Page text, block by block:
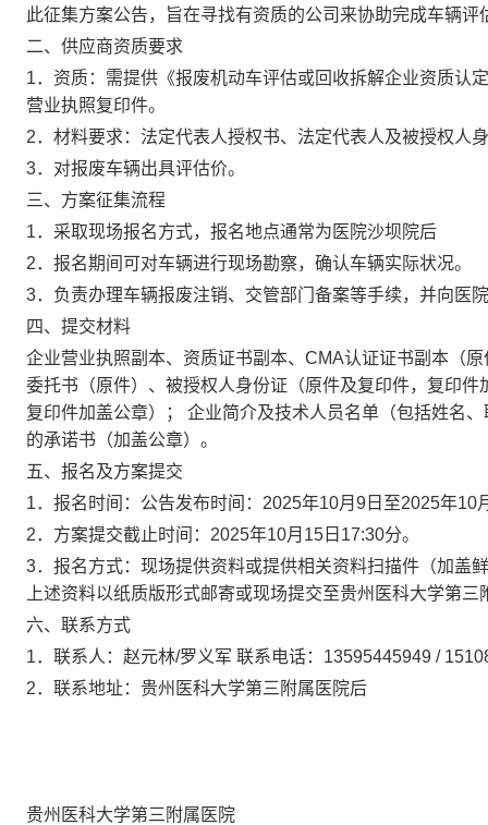
此征集方案公告，旨在寻找有资质的公司来协助完成车辆评
二、供应商资质要求
1． 资质：需提供《报废机动车评估或回收拆解企业资质认
营业执照复印件。
2． 材料要求：法定代表人授权书、法定代表人及被授权人
3． 对报废车辆出具评估价。
三、方案征集流程
1． 采取现场报名方式，报名地点通常为医院沙坝院后
2． 报名期间可对车辆进行现场勘察，确认车辆实际状况。
3． 负责办理车辆报废注销、交管部门备案等手续，并向医
四、 提交材料
企业营业执照副本、资质证书副本、 CMA认证证书副本（
委托书（原件）、被授权人身份证（原件及复印件，复印
复印件加盖公章）； 企业简介及技术人员名单（包括姓名
的承诺书（加盖公章）。
五、报名及方案提交
1．报名时间： 公告发布时间： 2025年10月9日至2025年10
2． 方案提交截止时间： 2025年10月15日17:30分。
3．报名方式：现场提供资料或提供相关资料扫描件（加盖
上述资料以纸质版形式邮寄或现场提交至贵州医科大学第
六、 联系方式
1． 联系人：赵元林/罗义军 联系电话： 13595445949 /
2． 联系地址：贵州医科大学第三附属医院后
贵州医科大学第三附属医院